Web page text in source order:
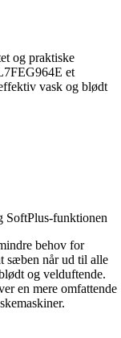
og praktiske
et
vask og blødt
SoftPlus-funktionen
behov for
sæben når ud til alle
og velduftende.
en mere omfattende